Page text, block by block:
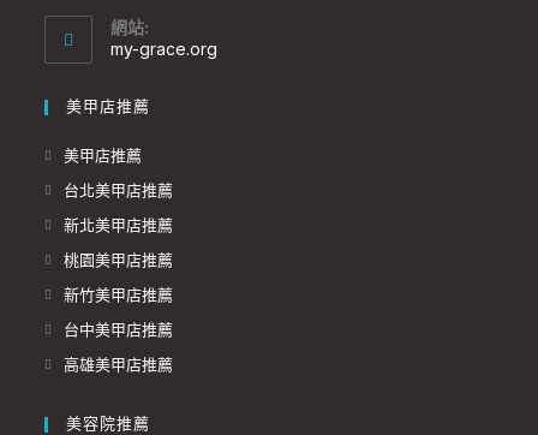
網站:
my-grace.org
美甲店推薦
美甲店推薦
台北美甲店推薦
新北美甲店推薦
桃園美甲店推薦
新竹美甲店推薦
台中美甲店推薦
高雄美甲店推薦
美容院推薦